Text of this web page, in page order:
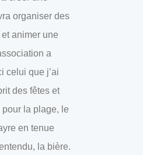
organiser des
animer une
a
celui que j’ai
des fêtes et
la plage, le
en tenue
la bière.